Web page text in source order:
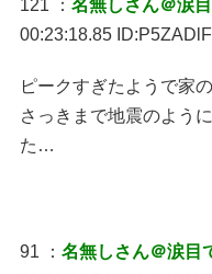
121 ： 名無しさん＠涙目
00:23:18.85
ピークすぎたようで家
さっきまで地震のよう
た…
91 ： 名無しさん＠涙目